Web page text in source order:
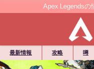
Apex Legendsの
最新情報 攻略 噂